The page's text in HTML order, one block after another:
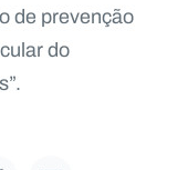
de prevenção
do